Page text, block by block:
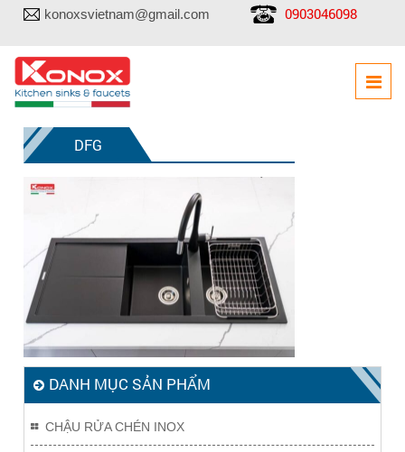
konoxsvietnam@gmail.com 0903046098
DFG
DANH MỤC SẢN PHẨM
CHẬU RỬA CHÉN INOX